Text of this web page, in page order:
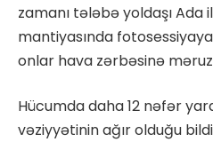
zamanı tələbə yoldaşı
mantiyasında
onlar hava zərbəsinə
Hücumda daha 12 nəfər
vəziyyətinin ağır olduğu